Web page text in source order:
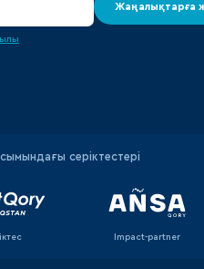
Жаңалықтарға
серіктестері
Impact-partner